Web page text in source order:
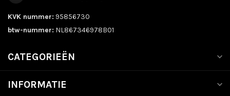
KVK nummer: 95856730
btw-nummer: NL867346978B01
CATEGORIEËN
INFORMATIE